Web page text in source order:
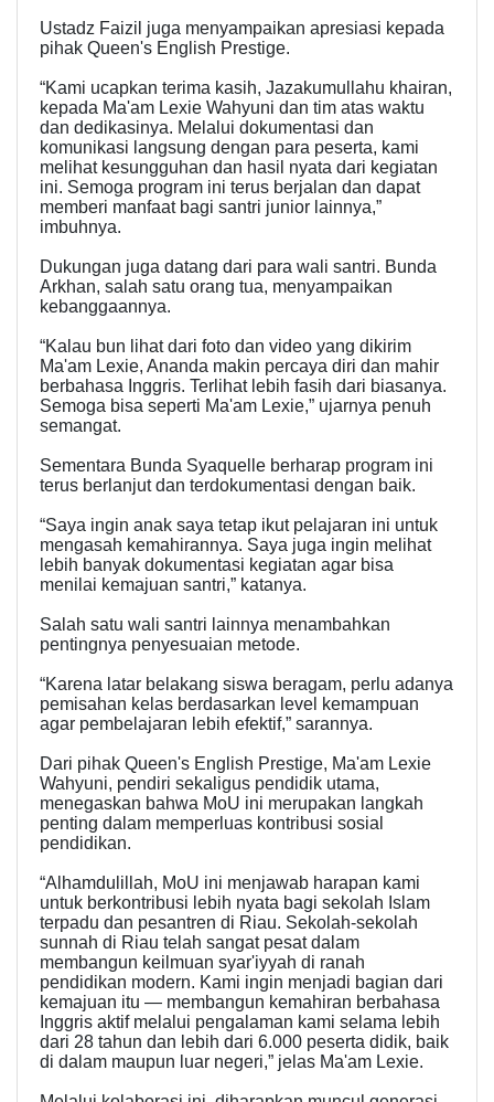
Ustadz Faizil juga menyampaikan apresiasi kepada
pihak Queen's English Prestige.
“Kami ucapkan terima kasih, Jazakumullahu khairan,
kepada Ma'am Lexie Wahyuni dan tim atas waktu
dan dedikasinya. Melalui dokumentasi dan
komunikasi langsung dengan para peserta, kami
melihat kesungguhan dan hasil nyata dari kegiatan
ini. Semoga program ini terus berjalan dan dapat
memberi manfaat bagi santri junior lainnya,”
imbuhnya.
Dukungan juga datang dari para wali santri. Bunda
Arkhan, salah satu orang tua, menyampaikan
kebanggaannya.
“Kalau bun lihat dari foto dan video yang dikirim
Ma'am Lexie, Ananda makin percaya diri dan mahir
berbahasa Inggris. Terlihat lebih fasih dari biasanya.
Semoga bisa seperti Ma'am Lexie,” ujarnya penuh
semangat.
Sementara Bunda Syaquelle berharap program ini
terus berlanjut dan terdokumentasi dengan baik.
“Saya ingin anak saya tetap ikut pelajaran ini untuk
mengasah kemahirannya. Saya juga ingin melihat
lebih banyak dokumentasi kegiatan agar bisa
menilai kemajuan santri,” katanya.
Salah satu wali santri lainnya menambahkan
pentingnya penyesuaian metode.
“Karena latar belakang siswa beragam, perlu adanya
pemisahan kelas berdasarkan level kemampuan
agar pembelajaran lebih efektif,” sarannya.
Dari pihak Queen's English Prestige, Ma'am Lexie
Wahyuni, pendiri sekaligus pendidik utama,
menegaskan bahwa MoU ini merupakan langkah
penting dalam memperluas kontribusi sosial
pendidikan.
“Alhamdulillah, MoU ini menjawab harapan kami
untuk berkontribusi lebih nyata bagi sekolah Islam
terpadu dan pesantren di Riau. Sekolah-sekolah
sunnah di Riau telah sangat pesat dalam
membangun keilmuan syar'iyyah di ranah
pendidikan modern. Kami ingin menjadi bagian dari
kemajuan itu — membangun kemahiran berbahasa
Inggris aktif melalui pengalaman kami selama lebih
dari 28 tahun dan lebih dari 6.000 peserta didik, baik
di dalam maupun luar negeri,” jelas Ma'am Lexie.